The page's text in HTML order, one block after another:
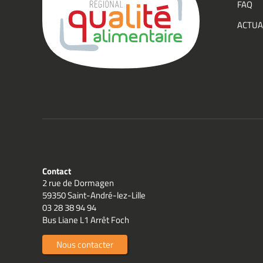
FAQ
Contact
2 rue de Dormagen
59350 Saint-André-lez-Lille
03 28 38 94 94
Bus Liane L1 Arrêt Foch
Nous contacter